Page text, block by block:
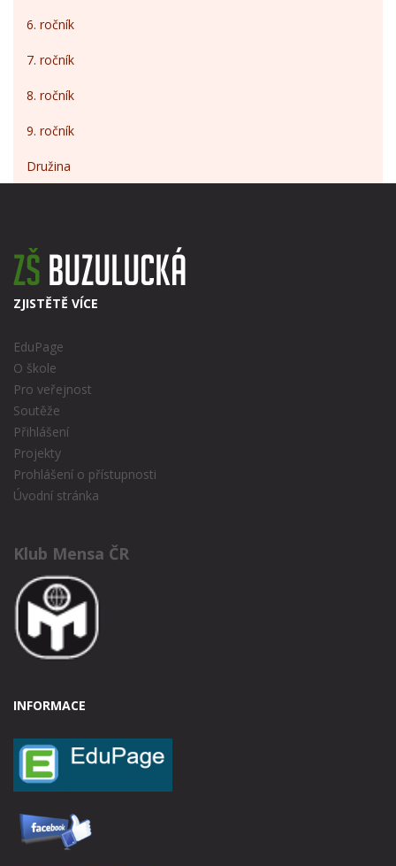
6. ročník
7. ročník
8. ročník
9. ročník
Družina
ZJISTĚTĚ VÍCE
EduPage
O škole
Pro veřejnost
Soutěže
Přihlášení
Projekty
Prohlášení o přístupnosti
Úvodní stránka
Klub Mensa ČR
INFORMACE